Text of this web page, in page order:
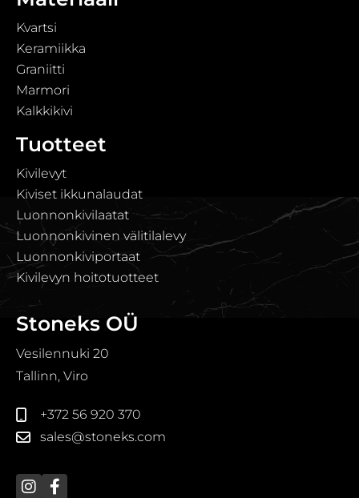
Kvartsi
Keramiikka
Graniitti
Marmori
Kalkkikivi
Tuotteet
Kivilevyt
Kiviset ikkunalaudat
Luonnonkivilaatat
Luonnonkivinen välitilalevy
Luonnonkiviportaat
Kivilevyn hoitotuotteet
Stoneks OÜ
Vesilennuki 20
Tallinn, Viro
+372 56 920 370
sales@stoneks.com